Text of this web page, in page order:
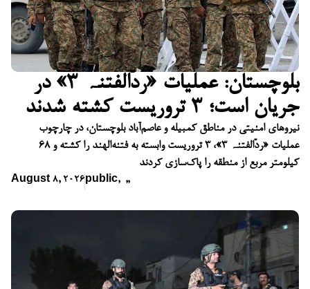
بلوچستان: عملیات «ردّالفتنہ ۳» در
جریان است؛ ۳ تروریست کشته شدند
نیروهای امنیتی در مناطق کمبیله و عاصم‌آباد بلوچستان، در چارچوب
عملیات «ردّالفتنہ ۳»، ۳ تروریست وابسته به فتنه‌الهند را کشته و ۶۸
کیلومتر مربع از منطقه را پاک‌سازی کردند
August 8, 2026 public, ,,